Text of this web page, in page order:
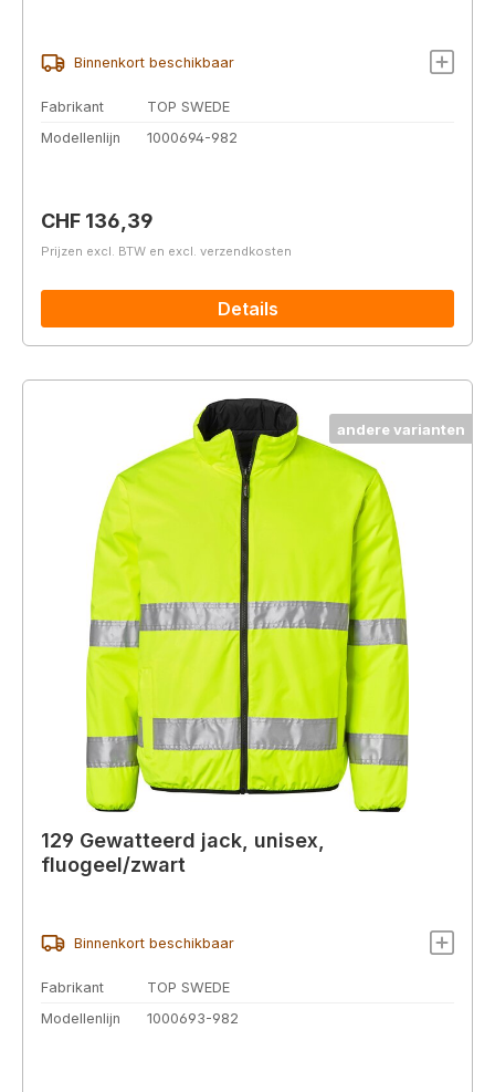
Binnenkort beschikbaar
Fabrikant
TOP SWEDE
Modellenlijn
1000694-982
Normale prijs:
CHF 136,39
Prijzen excl. BTW en excl. verzendkosten
Details
andere varianten
129 Gewatteerd jack, unisex,
fluogeel/zwart
Binnenkort beschikbaar
Fabrikant
TOP SWEDE
Modellenlijn
1000693-982